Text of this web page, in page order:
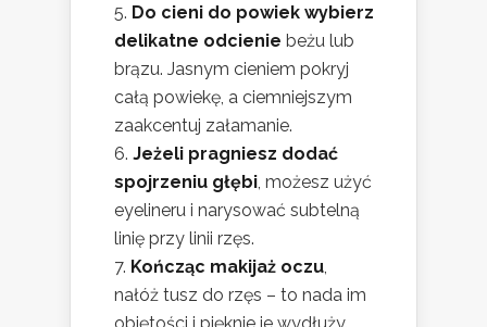
Do cieni do powiek wybierz
delikatne odcienie beżu lub
brązu. Jasnym cieniem pokryj
całą powiekę, a ciemniejszym
zaakcentuj załamanie.
Jeżeli pragniesz dodać
spojrzeniu głębi , możesz użyć
eyelineru i narysować subtelną
linię przy linii rzęs.
Kończąc makijaż oczu
nałóż tusz do rzęs – to nada im
objętości i pięknie je wydłuży.